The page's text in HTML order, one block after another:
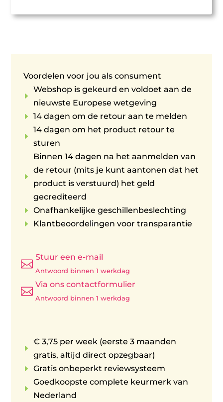
Voordelen voor jou als consument
E
Webshop is gekeurd en voldoet aan de
nieuwste Europese wetgeving
E 14 dagen om de retour aan te melden
E
14 dagen om het product retour te
sturen
E
Binnen 14 dagen na het aanmelden van
de retour (mits je kunt aantonen dat het
product is verstuurd) het geld
gecrediteerd
E Onafhankelijke geschillenbeslechting
E Klantbeoordelingen voor transparantie

Stuur een e-mail
Antwoord binnen 1 werkdag

Via ons contactformulier
Antwoord binnen 1 werkdag
E
€ 3,75 per week (eerste 3 maanden
gratis, altijd direct opzegbaar)
E Gratis onbeperkt reviewsysteem
E
Goedkoopste complete keurmerk van
Nederland